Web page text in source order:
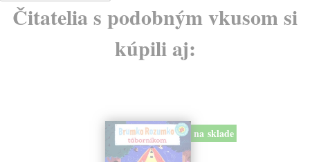
Čitatelia s podobným vkusom si
kúpili aj: